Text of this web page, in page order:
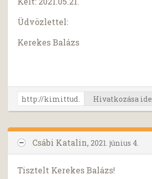
Üdvözlettel:
Kerekes Balázs
Hivatkozása ide
Csábi Katalin, 2021. június 4.
Tisztelt Kerekes Balázs!